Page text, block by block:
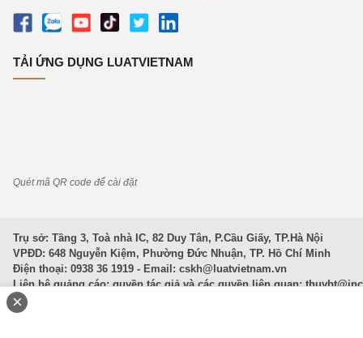
TẢI ỨNG DỤNG LUATVIETNAM
Quét mã QR code để cài đặt
Trụ sở: Tầng 3, Toà nhà IC, 82 Duy Tân, P.Cầu Giấy, TP.Hà Nội
VPĐD: 648 Nguyễn Kiệm, Phường Đức Nhuận, TP. Hồ Chí Minh
Điện thoại: 0938 36 1919 - Email: cskh@luatvietnam.vn
Liên hệ quảng cáo; quyền tác giả và các quyền liên quan:
Văn Bản Pháp Luật
×